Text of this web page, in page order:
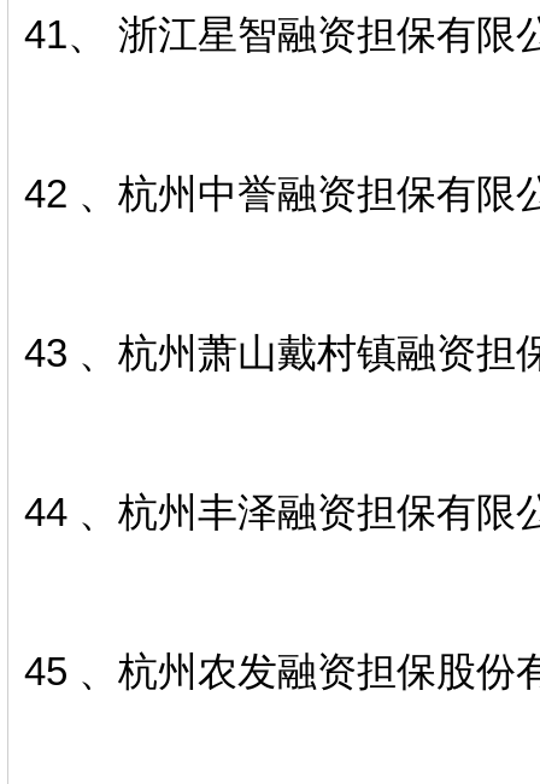
41、 浙江星智融资担保有限
42 、杭州中誉融资担保有限
43 、杭州萧山戴村镇融资担
44 、杭州丰泽融资担保有限
45 、杭州农发融资担保股份